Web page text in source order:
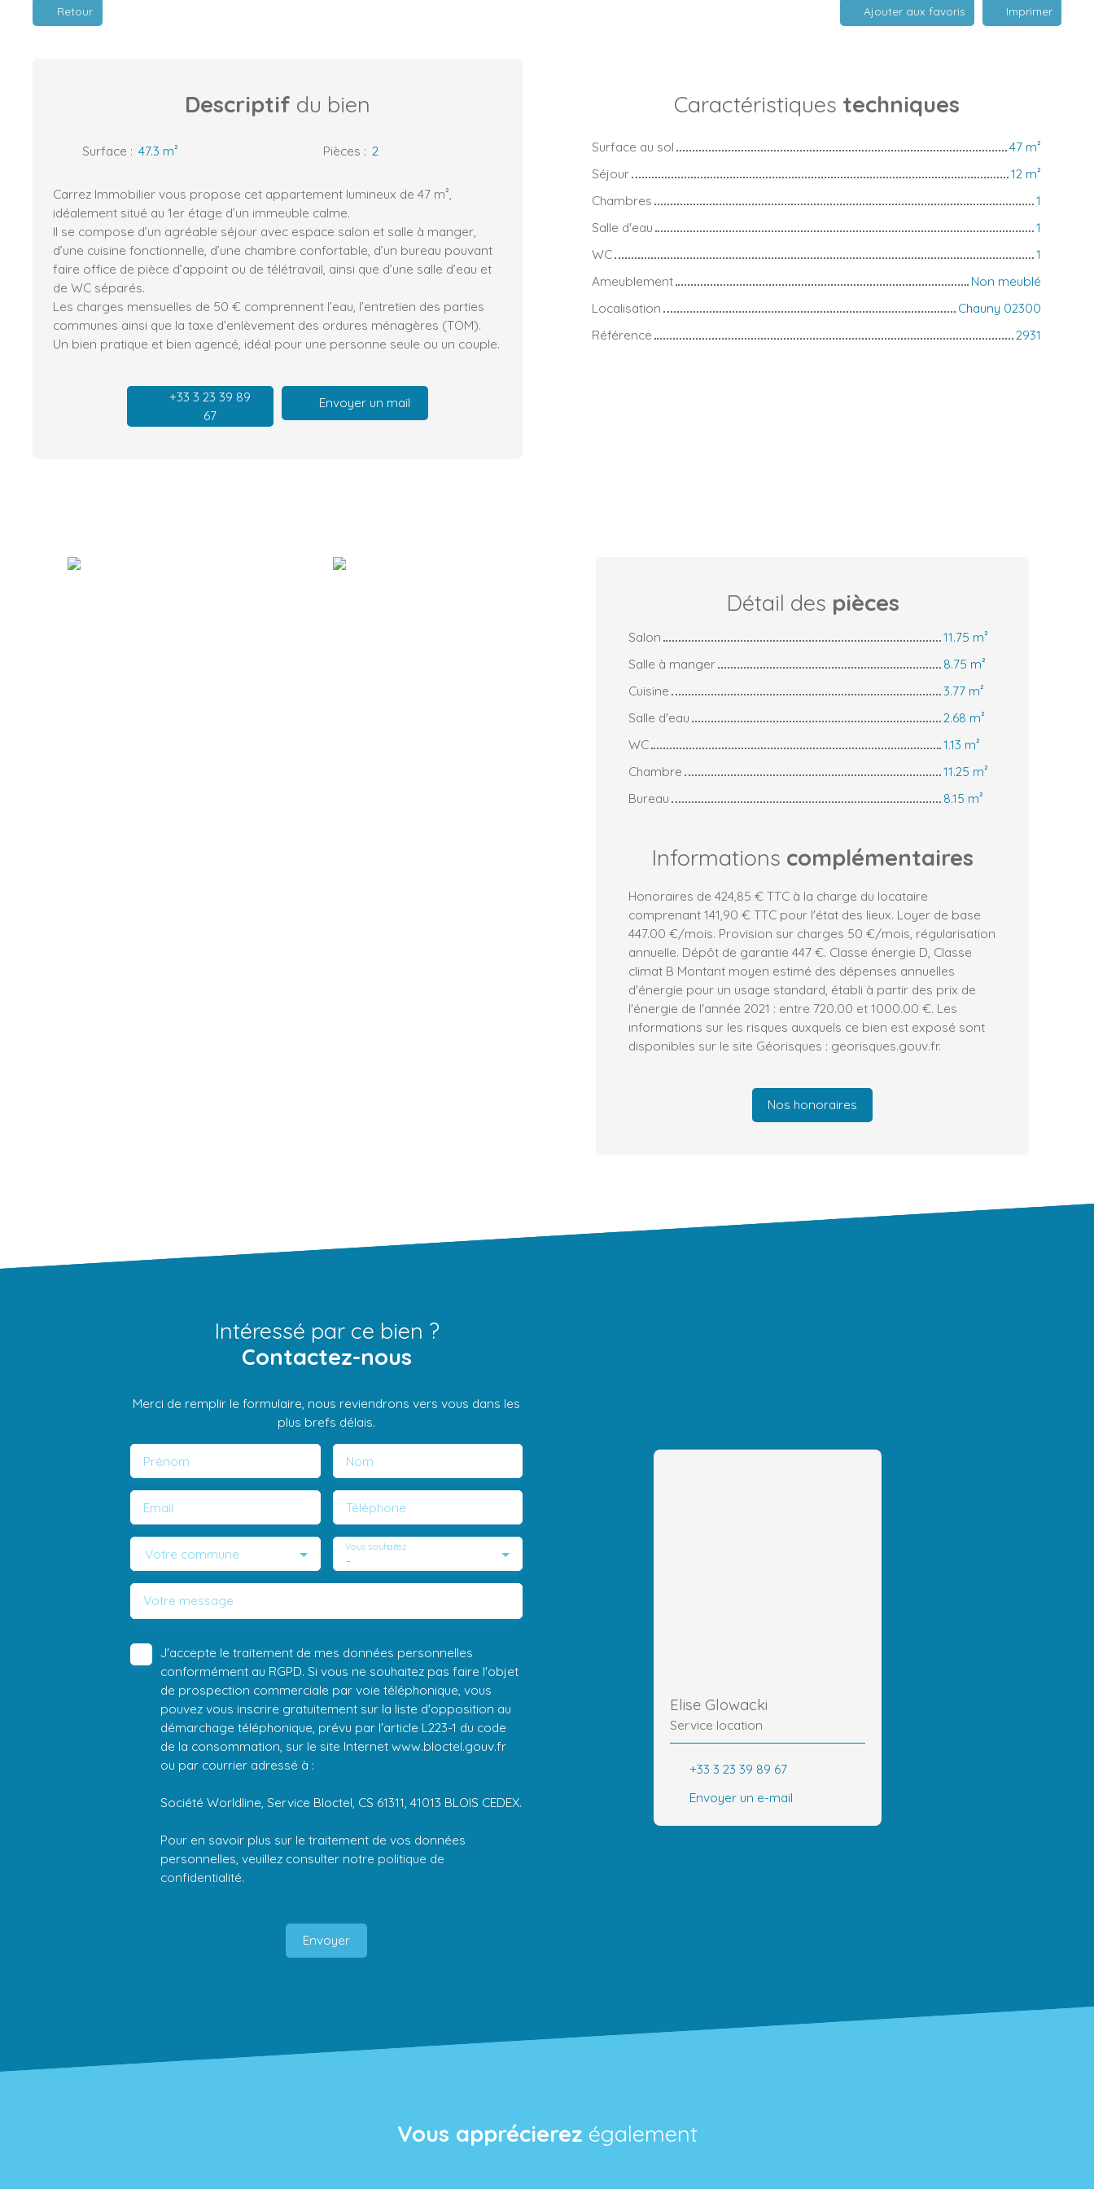
Retour Ajouter aux favoris Imprimer
Descriptif du bien
Surface : 47.3 m² Pièces : 2
Carrez Immobilier vous propose cet appartement lumineux de 47 m²,
idéalement situé au 1er étage d’un immeuble calme.
Il se compose d’un agréable séjour avec espace salon et salle à manger,
d’une cuisine fonctionnelle, d’une chambre confortable, d’un bureau pouvant
faire office de pièce d’appoint ou de télétravail, ainsi que d’une salle d’eau et
de WC séparés.
Les charges mensuelles de 50 € comprennent l’eau, l’entretien des parties
communes ainsi que la taxe d’enlèvement des ordures ménagères (TOM).
Un bien pratique et bien agencé, idéal pour une personne seule ou un couple.
+33 3 23 39 89
67
Envoyer un mail
Caractéristiques techniques
Surface au sol 47 m²
Séjour
12 m²
Chambres
1
Salle d'eau
1
WC
1
Ameublement
Non meublé
Localisation
Chauny 02300
Référence
2931
Détail des pièces
Salon
11.75 m²
Salle à manger
8.75 m²
Cuisine
3.77 m²
Salle d'eau
2.68 m²
WC
1.13 m²
Chambre
11.25 m²
Bureau
8.15 m²
Informations complémentaires
Honoraires de 424,85 € TTC à la charge du locataire
comprenant 141,90 € TTC pour l'état des lieux. Loyer de base
447.00 €/mois. Provision sur charges 50 €/mois, régularisation
annuelle. Dépôt de garantie 447 €. Classe énergie D, Classe
climat B Montant moyen estimé des dépenses annuelles
d'énergie pour un usage standard, établi à partir des prix de
l'énergie de l'année 2021 : entre 720.00 et 1000.00 €. Les
informations sur les risques auxquels ce bien est exposé sont
disponibles sur le site Géorisques : georisques.gouv.fr.
Nos honoraires
Intéressé par ce bien ?
Contactez-nous
Merci de remplir le formulaire, nous reviendrons vers vous dans les
plus brefs délais.
Prénom Nom
Email Téléphone
Votre commune -
Vous souhaitez
Votre message
J'accepte le traitement de mes données personnelles
conformément au RGPD. Si vous ne souhaitez pas faire l'objet
de prospection commerciale par voie téléphonique, vous
pouvez vous inscrire gratuitement sur la liste d'opposition au
démarchage téléphonique, prévu par l'article L223-1 du code
de la consommation, sur le site Internet www.bloctel.gouv.fr
ou par courrier adressé à :
Société Worldline, Service Bloctel, CS 61311, 41013 BLOIS CEDEX.
Pour en savoir plus sur le traitement de vos données
personnelles, veuillez consulter notre politique de
confidentialité.
Envoyer
Elise Glowacki
Service location
+33 3 23 39 89 67
Envoyer un e-mail
Vous apprécierez également